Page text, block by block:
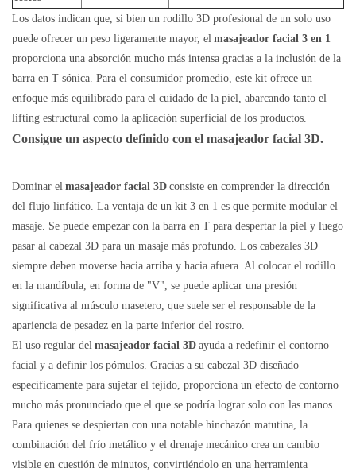
Los datos indican que, si bien un rodillo 3D profesional de un solo uso
puede ofrecer un peso ligeramente mayor, el masajeador facial 3 en 1
proporciona una absorción mucho más intensa gracias a la inclusión de la
barra en T sónica. Para el consumidor promedio, este kit ofrece un
enfoque más equilibrado para el cuidado de la piel, abarcando tanto el
lifting estructural como la aplicación superficial de los productos.
Consigue un aspecto definido con el masajeador facial 3D.
Dominar el masajeador facial 3D consiste en comprender la dirección
del flujo linfático. La ventaja de un kit 3 en 1 es que permite modular el
masaje. Se puede empezar con la barra en T para despertar la piel y luego
pasar al cabezal 3D para un masaje más profundo. Los cabezales 3D
siempre deben moverse hacia arriba y hacia afuera. Al colocar el rodillo
en la mandíbula, en forma de "V", se puede aplicar una presión
significativa al músculo masetero, que suele ser el responsable de la
apariencia de pesadez en la parte inferior del rostro.
El uso regular del masajeador facial 3D ayuda a redefinir el contorno
facial y a definir los pómulos. Gracias a su cabezal 3D diseñado
específicamente para sujetar el tejido, proporciona un efecto de contorno
mucho más pronunciado que el que se podría lograr solo con las manos.
Para quienes se despiertan con una notable hinchazón matutina, la
combinación del frío metálico y el drenaje mecánico crea un cambio
visible en cuestión de minutos, convirtiéndolo en una herramienta